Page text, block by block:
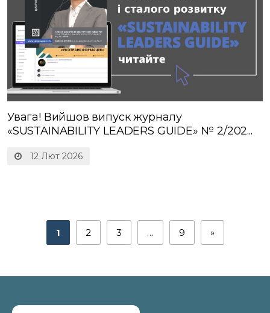
12 Лют 2026
Увага! Вийшов випуск журналу
«SUSTAINABILITY LEADERS GUIDE» № 2/202...
1 2 3 … 9 »